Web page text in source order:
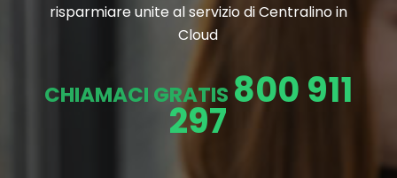
risparmiare unite al servizio di Centralino in
Cloud
CHIAMACI GRATIS 800 911
297